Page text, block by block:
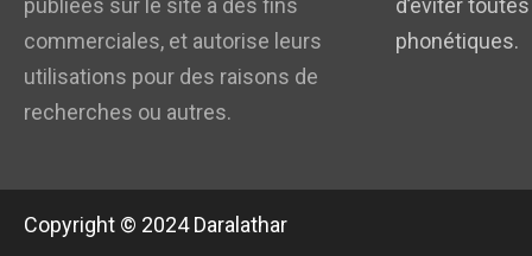
commerciales, et autorise leurs
utilisations pour des raisons de
recherches ou autres.
phonétiques.
Copyright © 2024 Daralathar